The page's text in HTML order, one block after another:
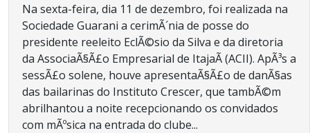
Na sexta-feira, dia 11 de dezembro, foi realizada na
Sociedade Guarani a cerimÃ´nia de posse do
presidente reeleito EclÃ©sio da Silva e da diretoria
da AssociaÃ§Ã£o Empresarial de ItajaÃ­ (ACII). ApÃ³s a
sessÃ£o solene, houve apresentaÃ§Ã£o de danÃ§as
das bailarinas do Instituto Crescer, que tambÃ©m
abrilhantou a noite recepcionando os convidados
com mÃºsica na entrada do clube...